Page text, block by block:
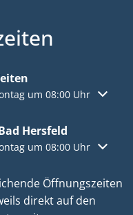
Schließzeiten
um 08:00 Uhr
Hersfeld
Schließzeiten
um 08:00 Uhr
Öffnungszeiten
direkt auf den